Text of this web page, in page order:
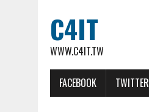
C4IT
WWW.C4IT.TW
FACEBOOK TWITTER